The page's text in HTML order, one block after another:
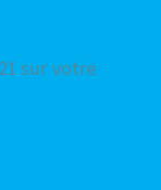
sur votre